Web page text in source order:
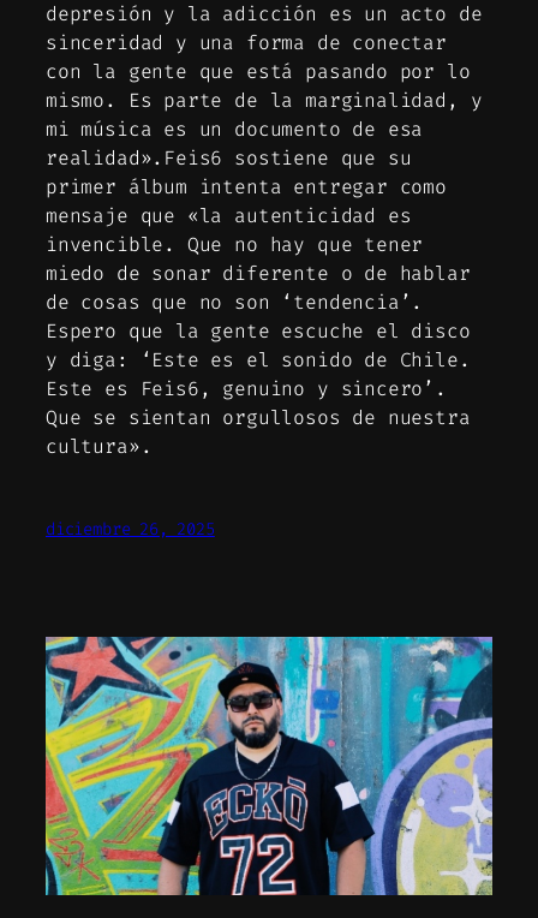
depresión y la adicción es un acto de
sinceridad y una forma de conectar
con la gente que está pasando por lo
mismo. Es parte de la marginalidad, y
mi música es un documento de esa
realidad».Feis6 sostiene que su
primer álbum intenta entregar como
mensaje que «la autenticidad es
invencible. Que no hay que tener
miedo de sonar diferente o de hablar
de cosas que no son ‘tendencia’.
Espero que la gente escuche el disco
y diga: ‘Este es el sonido de Chile.
Este es Feis6, genuino y sincero’.
Que se sientan orgullosos de nuestra
cultura».
diciembre 26, 2025